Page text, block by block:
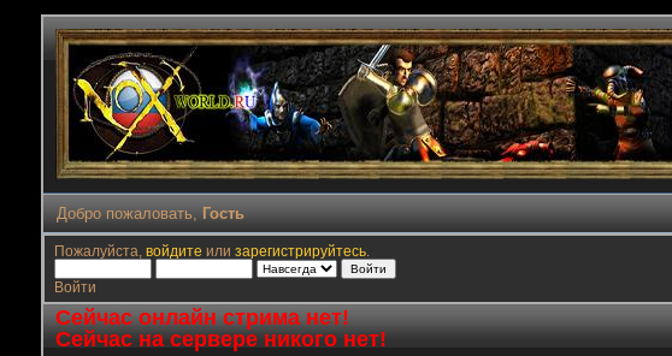
Добро пожаловать, Гость
Пожалуйста, войдите или зарегистрируйтесь.
Войти
Сейчас онлайн стрима нет!
Сейчас на сервере никого нет!